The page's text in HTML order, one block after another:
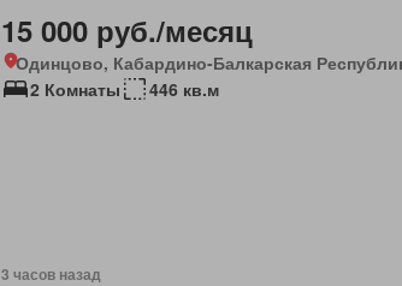
15 000 руб./месяц
Одинцово, Кабардино-Балкарская
2 Комнаты
446 кв.м
3 часов назад